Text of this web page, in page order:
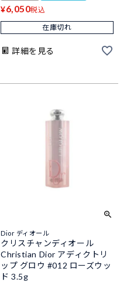
¥6,050税込
在庫切れ
詳細を見る
Dior ディオール
クリスチャンディオール
Christian Dior アディクトリ
ップ グロウ #012 ローズウッ
ド 3.5g